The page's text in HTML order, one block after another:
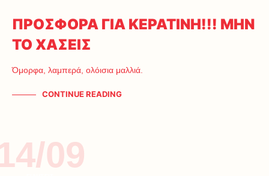
ΠΡΟΣΦΟΡΑ ΓΙΑ ΚΕΡΑΤΙΝΗ!!! ΜΗΝ
ΤΟ ΧΑΣΕΙΣ
Όμορφα, λαμπερά, ολόισια μαλλιά.
CONTINUE READING
09